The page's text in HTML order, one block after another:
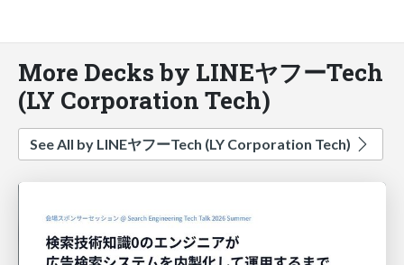
More Decks by LINEヤフーTech
(LY Corporation Tech)
See All by LINEヤフーTech (LY Corporation Tech)